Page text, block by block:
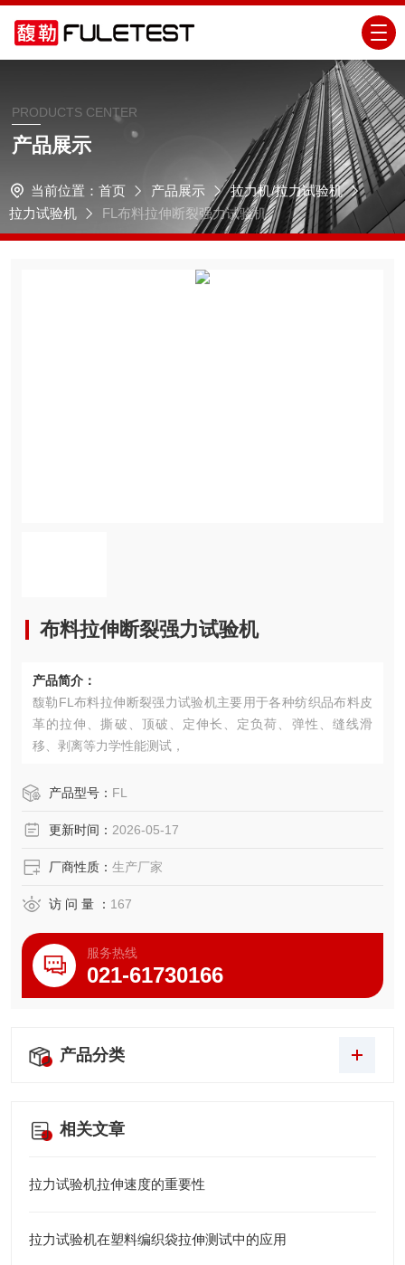
PRODUCTS CENTER
产品展示
当前位置： 首页 产品展示
拉力机/拉力试验机
拉力试验机
FL布料拉伸断裂强力试验机
布料拉伸断裂强力试验机
产品简介：
馥勒FL布料拉伸断裂强力试验机主要用于各种纺织品布料皮
革的拉伸、撕破、顶破、定伸长、定负荷、弹性、缝线滑
移、剥离等力学性能测试，
产品型号： FL
更新时间： 2026-05-17
厂商性质： 生产厂家
访 问 量 ： 167
服务热线
021-61730166
产品分类
相关文章
拉力试验机拉伸速度的重要性
拉力试验机在塑料编织袋拉伸测试中的应用